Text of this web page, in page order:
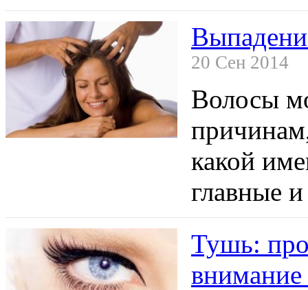
20 Сен 2014
Волосы
какой
главные
Тушь:
внимание